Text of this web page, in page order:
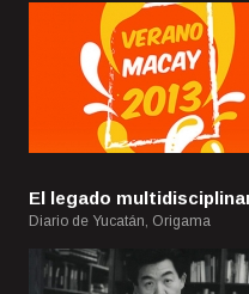
El legado
Diario de Yucatán, Origama